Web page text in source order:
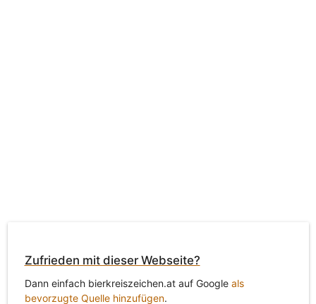
Zufrieden mit dieser Webseite?
Dann einfach bierkreiszeichen.at auf Google als
bevorzugte Quelle hinzufügen.